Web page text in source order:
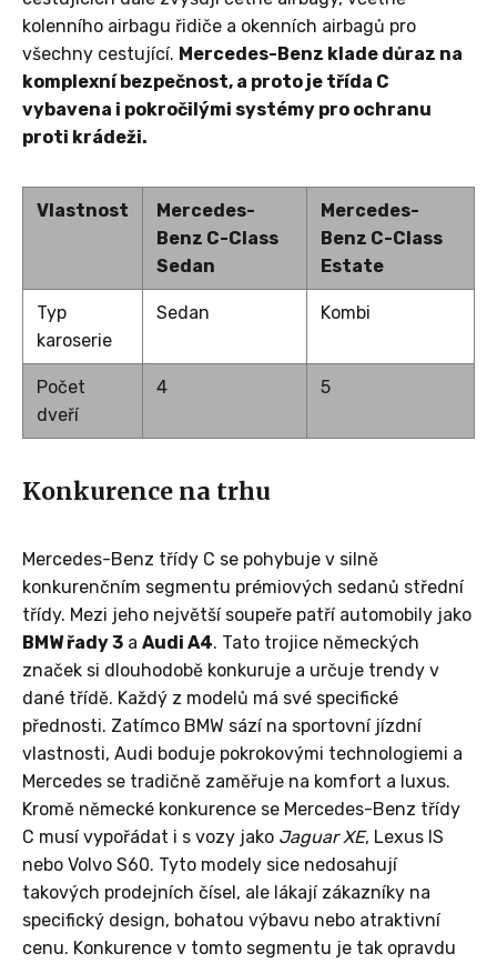
kolenního airbagu řidiče a okenních airbagů pro
všechny cestující. Mercedes-Benz klade důraz na
komplexní bezpečnost, a proto je třída C
vybavena i pokročilými systémy pro ochranu
proti krádeži.
Vlastnost
Mercedes-
Benz C-Class
Sedan
Mercedes-
Benz C-Class
Estate
Typ
karoserie
Sedan Kombi
Počet
dveří
4 5
Konkurence na trhu
Mercedes-Benz třídy C se pohybuje v silně
konkurenčním segmentu prémiových sedanů střední
třídy. Mezi jeho největší soupeře patří automobily jako
BMW řady 3 a Audi A4. Tato trojice německých
značek si dlouhodobě konkuruje a určuje trendy v
dané třídě. Každý z modelů má své specifické
přednosti. Zatímco BMW sází na sportovní jízdní
vlastnosti, Audi boduje pokrokovými technologiemi a
Mercedes se tradičně zaměřuje na komfort a luxus.
Kromě německé konkurence se Mercedes-Benz třídy
C musí vypořádat i s vozy jako Jaguar XE, Lexus IS
nebo Volvo S60. Tyto modely sice nedosahují
takových prodejních čísel, ale lákají zákazníky na
specifický design, bohatou výbavu nebo atraktivní
cenu. Konkurence v tomto segmentu je tak opravdu